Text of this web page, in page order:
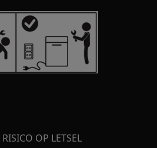
RISICO OP LETSEL